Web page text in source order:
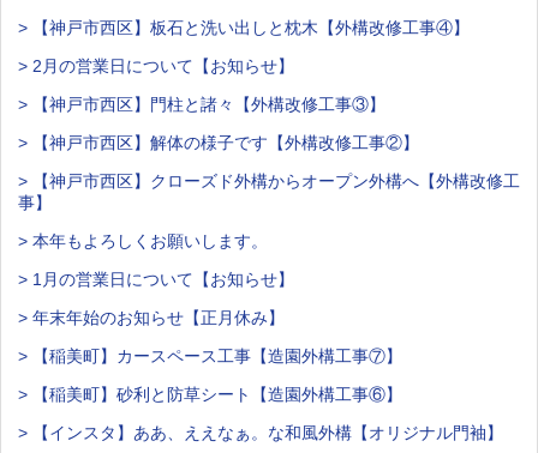
> 【神戸市西区】板石と洗い出しと枕木【外構改修工事④】
> 2月の営業日について【お知らせ】
> 【神戸市西区】門柱と諸々【外構改修工事③】
> 【神戸市西区】解体の様子です【外構改修工事②】
> 【神戸市西区】クローズド外構からオープン外構へ【外構改修工
事】
> 本年もよろしくお願いします。
> 1月の営業日について【お知らせ】
> 年末年始のお知らせ【正月休み】
> 【稲美町】カースペース工事【造園外構工事⑦】
> 【稲美町】砂利と防草シート【造園外構工事⑥】
> 【インスタ】ああ、ええなぁ。な和風外構【オリジナル門袖】